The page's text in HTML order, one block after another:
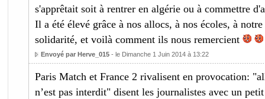
s'apprêtait soit à rentrer en algérie ou à commettre
Il a été élevé grâce à nos allocs, à nos écoles, à
solidarité, et voilà comment ils nous remercient
Envoyé par Herve_015- le Dimanche 1 Juin 2014 à 13:22
Paris Match et France 2 rivalisent en provocation:
n’est pas interdit" disent les journalistes avec un